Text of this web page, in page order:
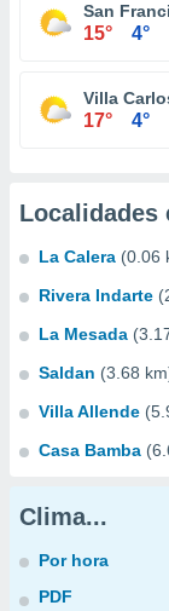
San
15° 4°
Villa
17° 4°
Localidades
La Calera (0.06
Rivera Indarte
La Mesada
Saldan (3.68
Villa Allende
Casa Bamba
Clima...
Por hora
PDF